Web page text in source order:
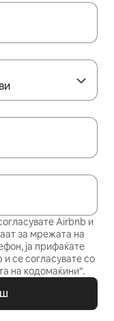
Airbnb и
за мрежата на
ја прифаќате
и се согласувате со
на кодомаќини“.